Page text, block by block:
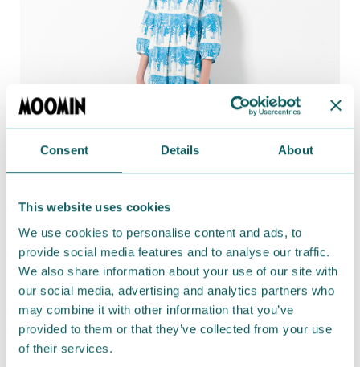
Consent Details About
This website uses cookies
We use cookies to personalise content and ads, to
provide social media features and to analyse our traffic.
We also share information about your use of our site with
our social media, advertising and analytics partners who
may combine it with other information that you’ve
provided to them or that they’ve collected from your use
of their services.
インにタートルをあわせたり、カーディガンをコーデし
たりとロングシーズン楽しめますね。ネイビー×グリ
ーンと、オフホワイト×ブルーの2色からお選びいただ
けます。
通信販売のフェリシモのウェブサイトで販売中です。
■商品名：ムーミンと仲間たち デッサンタッチの総
柄ワンピース